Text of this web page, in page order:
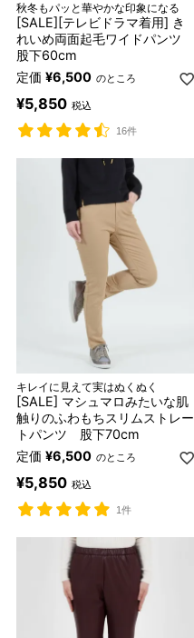
秋冬もパッと華やかな印象になる
[SALE][テレビドラマ着用] き
れいめ両面起毛ワイドパンツ
股下60cm
定価 ¥6,500 のところ
¥5,850 税込
16件
キレイに見えて実はぬくぬく
[SALE] マシュマロみたいな肌
触りのふわもちスリムストレー
トパンツ 股下70cm
定価 ¥6,500 のところ
¥5,850 税込
1件